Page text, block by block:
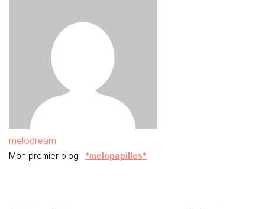
melodream
Mon premier blog : *melopapilles*